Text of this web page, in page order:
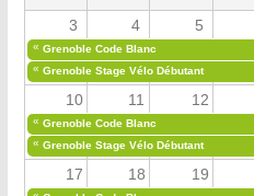
3 4 5
« Grenoble Code Blanc
« Grenoble Stage Vélo Débutant
10 11 12
« Grenoble Code Blanc
« Grenoble Stage Vélo Débutant
17 18 19